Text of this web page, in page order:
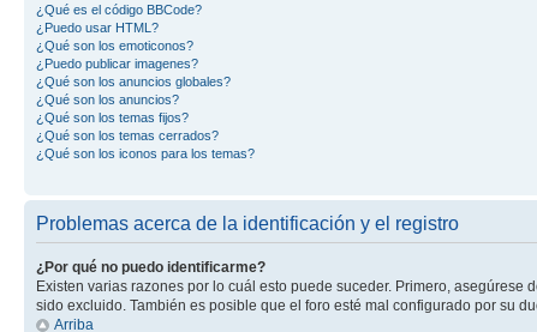
¿Qué es el código BBCode?
¿Puedo usar HTML?
¿Qué son los emoticonos?
¿Puedo publicar imagenes?
¿Qué son los anuncios globales?
¿Qué son los anuncios?
¿Qué son los temas fijos?
¿Qué son los temas cerrados?
¿Qué son los iconos para los temas?
Problemas acerca de la identificación y el registro
¿Por qué no puedo identificarme?
Existen varias razones por lo cuál esto puede suceder. Primero,
sido excluido. También es posible que el foro esté mal configurado por su
Arriba